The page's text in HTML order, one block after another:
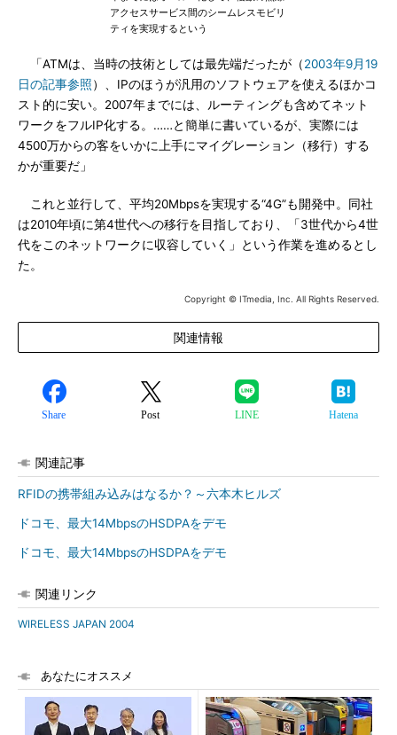
アクセスサービス間のシームレスモビリ
ティを実現するという
「ATMは、当時の技術としては最先端だったが（2003年9月19
日の記事参照）、IPのほうが汎用のソフトウェアを使えるほかコ
スト的に安い。2007年までには、ルーティングも含めてネット
ワークをフルIP化する。……と簡単に書いているが、実際には
4500万からの客をいかに上手にマイグレーション（移行）する
かが重要だ」
これと並行して、平均20Mbpsを実現する“4G”も開発中。同社
は2010年頃に第4世代への移行を目指しており、「3世代から4世
代をこのネットワークに収容していく」という作業を進めるとし
た。
Copyright © ITmedia, Inc. All Rights Reserved.
関連情報
Share Post LINE Hatena
関連記事
RFIDの携帯組み込みはなるか？～六本木ヒルズ
ドコモ、最大14MbpsのHSDPAをデモ
ドコモ、最大14MbpsのHSDPAをデモ
関連リンク
WIRELESS JAPAN 2004
あなたにオススメ